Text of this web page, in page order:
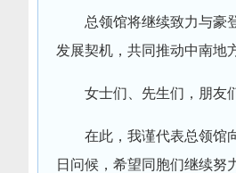
总领馆将继续致力与豪
发展契机，共同推动中南地
女士们、先生们，朋友
在此，我谨代表总领馆
日问候，希望同胞们继续努